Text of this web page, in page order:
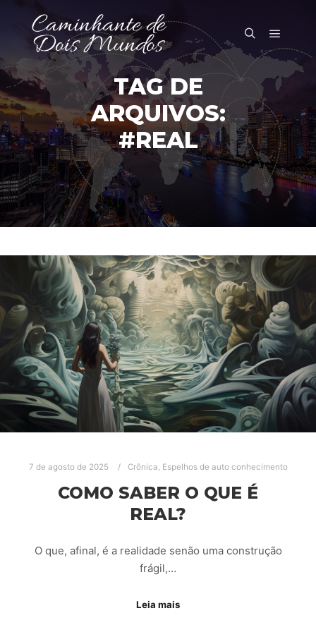
PesquisaMenu
TAG DE
ARQUIVOS:
#REAL
7 de agosto de 2025 Crônica, Espelhos de auto conhecimento
COMO SABER O QUE É
REAL?
O que, afinal, é a realidade senão uma construção
frágil,…
Leia mais